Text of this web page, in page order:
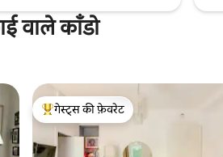
वाले काँडो
गेस्ट्स का टॉप फ़ेवरेट
गेस्ट्स की फ़ेवरेट